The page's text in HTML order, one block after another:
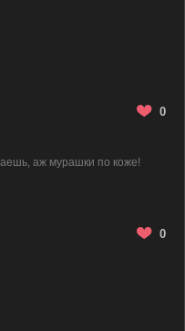
0
аж мурашки по коже!
0